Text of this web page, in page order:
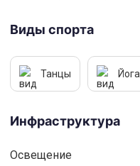
Виды спорта
Танцы Йога
Инфраструктура
Освещениe